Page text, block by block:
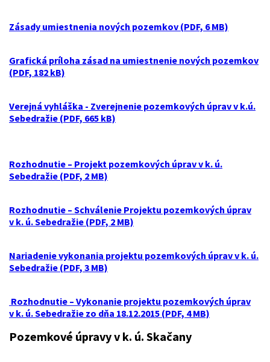
Zásady umiestnenia nových pozemkov (PDF, 6 MB)
Grafická príloha zásad na umiestnenie nových pozemkov
(PDF, 182 kB)
Verejná vyhláška - Zverejnenie pozemkových úprav v k.ú.
Sebedražie (PDF, 665 kB)
Rozhodnutie – Projekt pozemkových úprav v k. ú.
Sebedražie (PDF, 2 MB)
Rozhodnutie – Schválenie Projektu pozemkových úprav
v k. ú. Sebedražie (PDF, 2 MB)
Nariadenie vykonania projektu pozemkových úprav v k. ú.
Sebedražie (PDF, 3 MB)
Rozhodnutie – Vykonanie projektu pozemkových úprav
v k. ú. Sebedražie zo dňa 18.12.2015 (PDF, 4 MB)
Pozemkové úpravy v k. ú. Skačany